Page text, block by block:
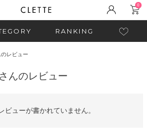
0
RANKING
レビュー
んのレビュー
ビューが書かれていません。